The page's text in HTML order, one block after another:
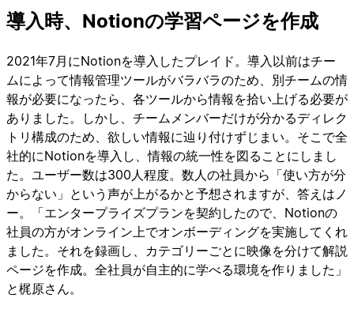
導入時、Notionの学習ページを作成
2021年7月にNotionを導入したプレイド。導入以前はチー
ムによって情報管理ツールがバラバラのため、別チームの情
報が必要になったら、各ツールから情報を拾い上げる必要が
ありました。しかし、チームメンバーだけが分かるディレク
トリ構成のため、欲しい情報に辿り付けずじまい。そこで全
社的にNotionを導入し、情報の統一性を図ることにしまし
た。ユーザー数は300人程度。数人の社員から「使い方が分
からない」という声が上がるかと予想されますが、答えはノ
ー。「エンタープライズプランを契約したので、Notionの
社員の方がオンライン上でオンボーディングを実施してくれ
ました。それを録画し、カテゴリーごとに映像を分けて解説
ページを作成。全社員が自主的に学べる環境を作りました」
と梶原さん。